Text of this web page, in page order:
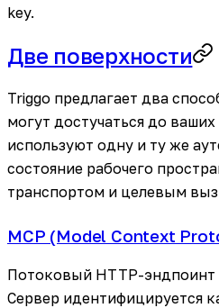
key.
Две поверхности
Triggo предлагает два
могут достучаться до
используют одну и ту же
состояние рабочего
транспортом и целевым
MCP (Model Context
Потоковый HTTP-эндпоинт
Сервер идентифицируется